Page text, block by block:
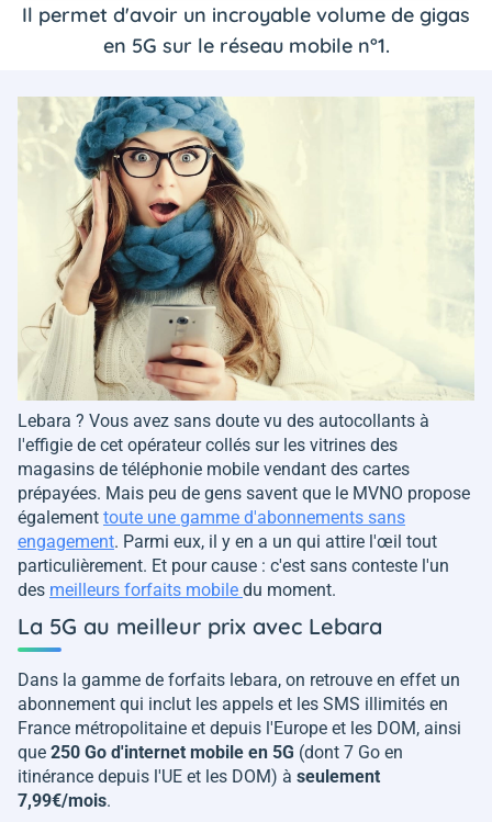
Il permet d'avoir un incroyable volume de gigas
en 5G sur le réseau mobile n°1.
Lebara ? Vous avez sans doute vu des autocollants à
l'effigie de cet opérateur collés sur les vitrines des
magasins de téléphonie mobile vendant des cartes
prépayées. Mais peu de gens savent que le MVNO propose
également toute une gamme d'abonnements sans
engagement. Parmi eux, il y en a un qui attire l'œil tout
particulièrement. Et pour cause : c'est sans conteste l'un
des meilleurs forfaits mobile du moment.
La 5G au meilleur prix avec Lebara
Dans la gamme de forfaits lebara, on retrouve en effet un
abonnement qui inclut les appels et les SMS illimités en
France métropolitaine et depuis l'Europe et les DOM, ainsi
que 250 Go d'internet mobile en 5G (dont 7 Go en
itinérance depuis l'UE et les DOM) à seulement
7,99€/mois.